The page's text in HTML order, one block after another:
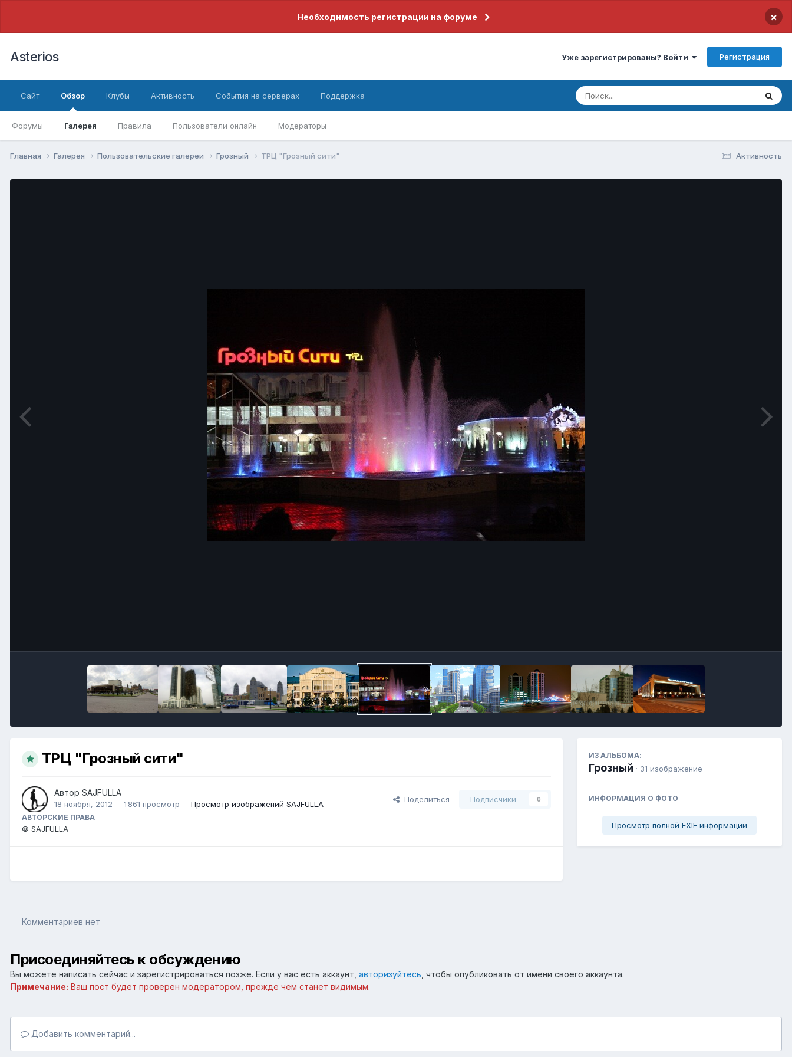
Необходимость регистрации на форуме ×
Asterios Уже зарегистрированы? Войти Регистрация
Сайт Обзор
Форумы Галерея Правила Пользователи онлайн Модераторы
Клубы Активность События на серверах Поддержка
Активность
Главная Галерея Пользовательские галереи Грозный ТРЦ "Грозный сити"
ТРЦ "Грозный сити"
Автор SAJFULLA
18 ноября, 2012 1 861 просмотр Просмотр изображений SAJFULLA
Поделиться Подписчики 0
АВТОРСКИЕ ПРАВА
© SAJFULLA
ИЗ АЛЬБОМА:
Грозный · 31 изображение
ИНФОРМАЦИЯ О ФОТО
Просмотр полной EXIF информации
Комментариев нет
Присоединяйтесь к обсуждению
Вы можете написать сейчас и зарегистрироваться позже. Если у вас есть аккаунт, авторизуйтесь , чтобы опубликовать от имени своего аккаунта.
Примечание: Ваш пост будет проверен модератором, прежде чем станет видимым.
Добавить комментарий...